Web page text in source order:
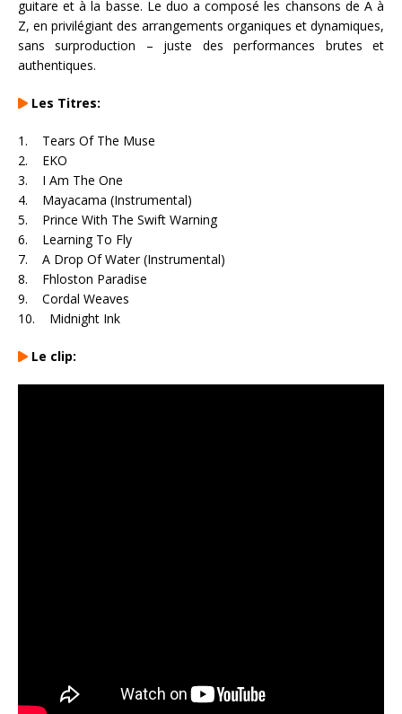
guitare et à la basse. Le duo a composé les chansons de A à
Z, en privilégiant des arrangements organiques et dynamiques,
sans surproduction – juste des performances brutes et
authentiques.
Les Titres:
1. Tears Of The Muse
2. EKO
3. I Am The One
4. Mayacama (Instrumental)
5. Prince With The Swift Warning
6. Learning To Fly
7. A Drop Of Water (Instrumental)
8. Fhloston Paradise
9. Cordal Weaves
10. Midnight Ink
Le clip: